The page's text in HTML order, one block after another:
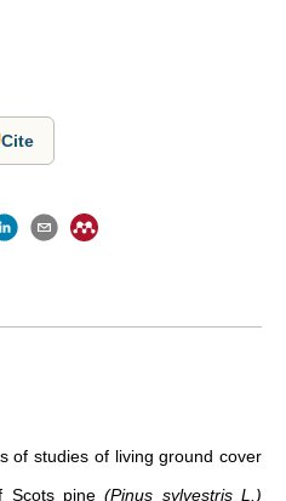
Cite
of studies of living ground cover
Scots pine(Pinus sylvestris L.)